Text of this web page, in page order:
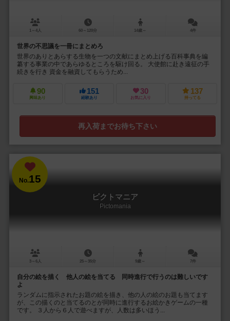
1～4人 60～120分 14歳～ 4件
世界の不思議を一冊にまとめろ
世界のありとあらする生物を一つの文献にまとめ上げる百科事典を編
纂する事業の中であらゆるところを駆け回る。 大使館に赴き遠征の手
続きを行き 資金を融資してもらうため...
90
興味あり
151
経験あり
30
お気に入り
137
持ってる
再入荷までお待ち下さい
No.15
ピクトマニア
Pictomania
3～6人 25～35分 9歳～ 7件
自分の絵を描く 他人の絵を当てる 同時進行で行うのは難しいです
よ
ランダムに指示されたお題の絵を描き、他の人の絵のお題も当てます
が、この描くのと当てるのとが同時に進行するお絵かきゲームの一種
です。 ３人から６人で遊べますが、人数は多いほう...